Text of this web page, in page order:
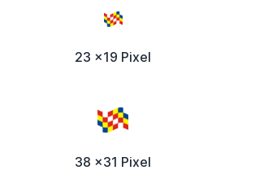
23 x19 Pixel
38 x31 Pixel